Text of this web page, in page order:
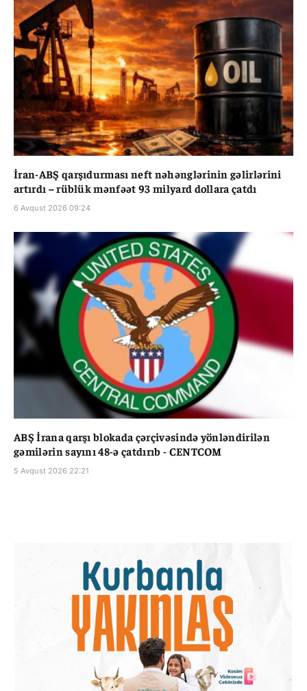
İran-ABŞ qarşıdurması neft nəhənglərinin gəlirlərini
artırdı – rüblük mənfəət 93 milyard dollara çatdı
6 Avqust 2026 09:24
ABŞ İrana qarşı blokada çərçivəsində yönləndirilən
gəmilərin sayını 48-ə çatdırıb - CENTCOM
5 Avqust 2026 22:21